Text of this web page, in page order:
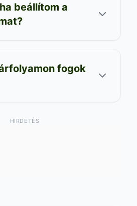
beállítom a
fogok
HIRDETÉS